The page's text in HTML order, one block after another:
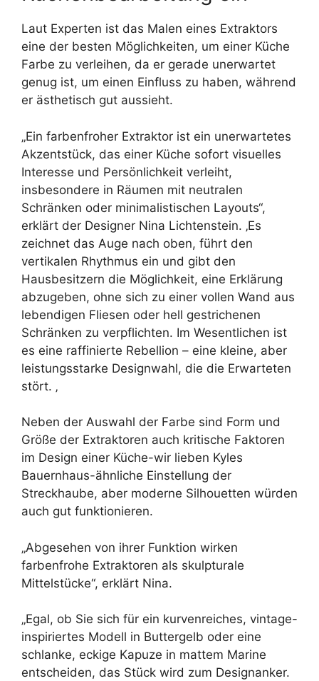
Laut Experten ist das Malen eines Extraktors
eine der besten Möglichkeiten, um einer Küche
Farbe zu verleihen, da er gerade unerwartet
genug ist, um einen Einfluss zu haben, während
er ästhetisch gut aussieht.
„Ein farbenfroher Extraktor ist ein unerwartetes
Akzentstück, das einer Küche sofort visuelles
Interesse und Persönlichkeit verleiht,
insbesondere in Räumen mit neutralen
Schränken oder minimalistischen Layouts“,
erklärt der Designer Nina Lichtenstein. ‚Es
zeichnet das Auge nach oben, führt den
vertikalen Rhythmus ein und gibt den
Hausbesitzern die Möglichkeit, eine Erklärung
abzugeben, ohne sich zu einer vollen Wand aus
lebendigen Fliesen oder hell gestrichenen
Schränken zu verpflichten. Im Wesentlichen ist
es eine raffinierte Rebellion – eine kleine, aber
leistungsstarke Designwahl, die die Erwarteten
stört. ‚
Neben der Auswahl der Farbe sind Form und
Größe der Extraktoren auch kritische Faktoren
im Design einer Küche-wir lieben Kyles
Bauernhaus-ähnliche Einstellung der
Streckhaube, aber moderne Silhouetten würden
auch gut funktionieren.
„Abgesehen von ihrer Funktion wirken
farbenfrohe Extraktoren als skulpturale
Mittelstücke“, erklärt Nina.
„Egal, ob Sie sich für ein kurvenreiches, vintage-
inspiriertes Modell in Buttergelb oder eine
schlanke, eckige Kapuze in mattem Marine
entscheiden, das Stück wird zum Designanker.